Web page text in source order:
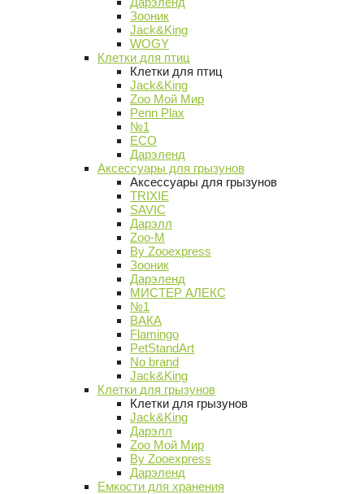
Зооник
Jack&King
WOGY
Клетки для птиц
Клетки для птиц
Jack&King
Zoo Мой Мир
Penn Plax
№1
ECO
Дарэленд
Аксессуары для грызунов
Аксессуары для грызунов
TRIXIE
SAVIC
Дарэлл
Zoo-M
By Zooexpress
Зооник
Дарэленд
МИСТЕР АЛЕКС
№1
ВАКА
Flamingo
PetStandArt
No brand
Jack&King
Клетки для грызунов
Клетки для грызунов
Jack&King
Дарэлл
Zoo Мой Мир
By Zooexpress
Дарэленд
Емкости для хранения